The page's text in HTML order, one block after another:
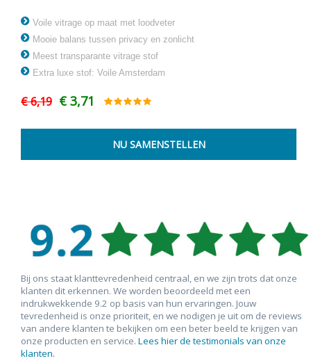
Voile vitrage op maat met loodveter
Mooie balans tussen privacy en zonlicht
Meest transparante vitrage stof
Extra luxe stof: Voile Amsterdam
€ 6,19 € 3,71
Bij ons staat klanttevredenheid centraal, en we zijn trots dat onze
klanten dit erkennen. We worden beoordeeld met een
indrukwekkende 9.2 op basis van hun ervaringen. Jouw
tevredenheid is onze prioriteit, en we nodigen je uit om de reviews
van andere klanten te bekijken om een beter beeld te krijgen van
onze producten en service. Lees hier de testimonials van onze
klanten.